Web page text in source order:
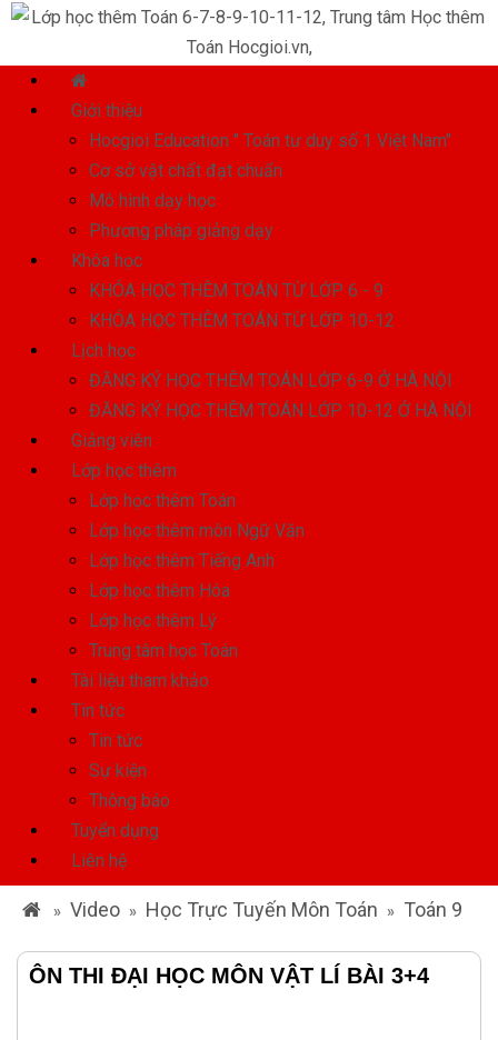
Giới thiệu
Hocgioi Education " Toán tư duy số 1 Việt Nam"
Cơ sở vật chất đạt chuẩn
Mô hình dạy học
Phương pháp giảng dạy
Khóa học
KHÓA HỌC THÊM TOÁN TỪ LỚP 6 - 9
KHÓA HỌC THÊM TOÁN TỪ LỚP 10-12
Lịch học
ĐĂNG KÝ HỌC THÊM TOÁN LỚP 6-9 Ở HÀ NỘI
ĐĂNG KÝ HỌC THÊM TOÁN LỚP 10-12 Ở HÀ NỘI
Giảng viên
Lớp học thêm
Lớp học thêm Toán
Lớp học thêm môn Ngữ Văn
Lớp học thêm Tiếng Anh
Lớp học thêm Hóa
Lớp học thêm Lý
Trung tâm học Toán
Tài liệu tham khảo
Tin tức
Tin tức
Sự kiện
Thông báo
Tuyển dụng
Liên hệ
» Video » Học Trực Tuyến Môn Toán » Toán 9
ÔN THI ĐẠI HỌC MÔN VẬT LÍ BÀI 3+4